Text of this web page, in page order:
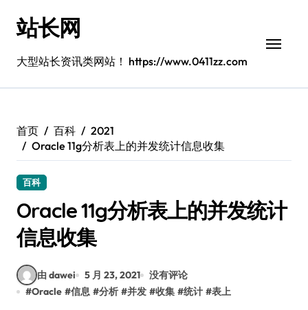
站长网
大型站长资讯类网站！ https://www.0411zz.com
首页 百科
2021
Oracle 11g分析表上的并发统计信息收集
百科
Oracle 11g分析表上的并发统计
信息收集
由 dawei 5 月 23, 2021
没有评论
#Oracle #信息 #分析 #并发 #收集 #统计 #表上